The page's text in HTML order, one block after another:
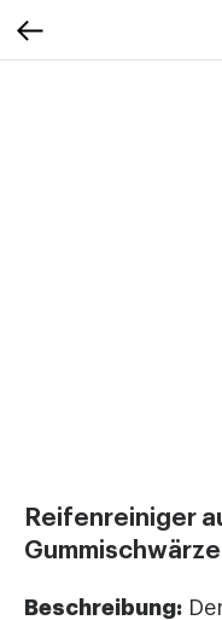
Reifenreiniger
Beschreibung: